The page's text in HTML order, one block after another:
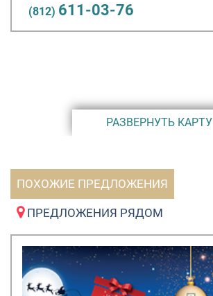
(812) 611-03-76
РАЗВЕРНУТЬ КАРТУ
ПОХОЖИЕ ПРЕДЛОЖЕНИЯ
ПРЕДЛОЖЕНИЯ РЯДОМ